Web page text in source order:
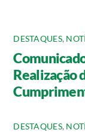
DESTAQUES,
Realização
DESTAQUES,